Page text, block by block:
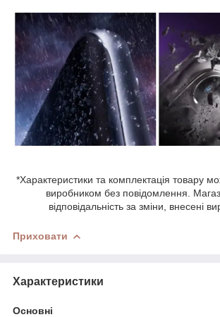
*Характеристики та комплектація товару
виробником без повідомлення.
відповідальність за зміни, внесені
Приховати
Характеристики
Основні